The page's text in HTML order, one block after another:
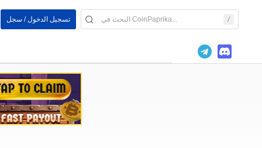
تسجيل الدخول / سجل